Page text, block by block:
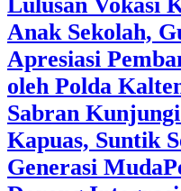
Anak Sekolah,
Apresiasi
oleh Polda
Sabran
Kapuas, Suntik
Generasi Muda